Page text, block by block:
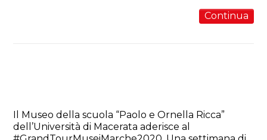
Continua
Il Museo della scuola “Paolo e Ornella Ricca”
dell’Università di Macerata aderisce al